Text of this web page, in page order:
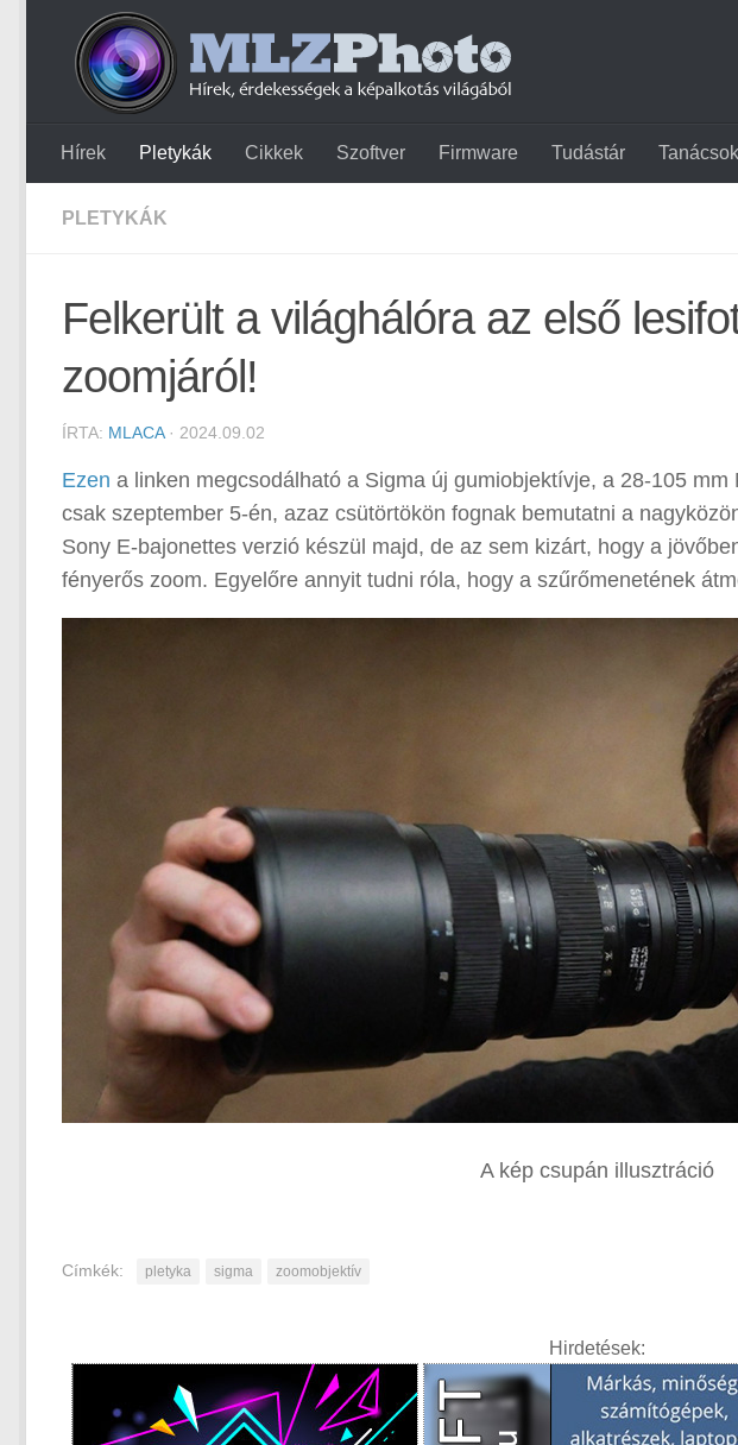
Hírek Pletykák Cikkek Szoftver Firmware Tudástár Tanácsok
PLETYKÁK
Felkerült a világhálóra az első
zoomjáról!
ÍRTA: MLACA· 2024.09.02
Ezen a linken megcsodálható a Sigma új gumiobjektívje, a 28-105
csak szeptember 5-én, azaz csütörtökön fognak bemutatni a
Sony E-bajonettes verzió készül majd, de az sem kizárt, hogy a
fényerős zoom. Egyelőre annyit tudni róla, hogy a szűrőmenetének
A kép csupán illusztráció
Címkék: pletyka sigma zoomobjektív
Hirdetések: